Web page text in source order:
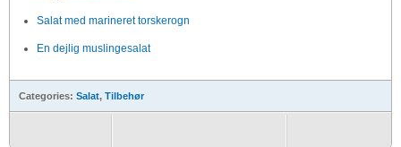
Salat med marineret torskerogn
En dejlig muslingesalat
Categories: Salat, Tilbehør